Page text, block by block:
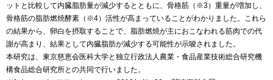
ットと比較して内臓脂肪量が減少するとともに、骨格筋（※3）重量が増加し、
骨格筋の脂肪燃焼酵素（※4）活性が高まっていることがわかりました。これら
の結果から、卵白を摂取することで、脂肪燃焼が主におこなわれる筋肉での代
謝が高まり、結果として内臓脂肪が減少する可能性が示唆されました。
本研究は、東京慈恵会医科大学と独立行政法人農業・食品産業技術総合研究機
構食品総合研究所との共同で行いました。